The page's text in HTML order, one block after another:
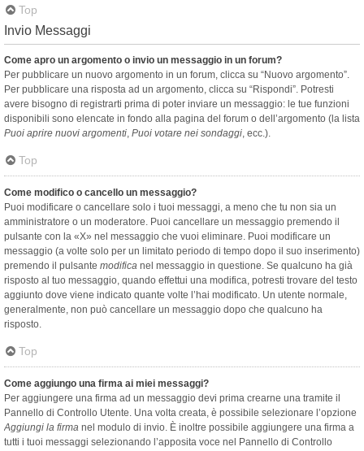
Top
Invio Messaggi
Come apro un argomento o invio un messaggio in un forum?
Per pubblicare un nuovo argomento in un forum, clicca su “Nuovo argomento”.
Per pubblicare una risposta ad un argomento, clicca su “Rispondi”. Potresti
avere bisogno di registrarti prima di poter inviare un messaggio: le tue funzioni
disponibili sono elencate in fondo alla pagina del forum o dell’argomento (la lista
Puoi aprire nuovi argomenti, Puoi votare nei sondaggi, ecc.).
Top
Come modifico o cancello un messaggio?
Puoi modificare o cancellare solo i tuoi messaggi, a meno che tu non sia un
amministratore o un moderatore. Puoi cancellare un messaggio premendo il
pulsante con la «X» nel messaggio che vuoi eliminare. Puoi modificare un
messaggio (a volte solo per un limitato periodo di tempo dopo il suo inserimento)
premendo il pulsante modifica nel messaggio in questione. Se qualcuno ha già
risposto al tuo messaggio, quando effettui una modifica, potresti trovare del testo
aggiunto dove viene indicato quante volte l’hai modificato. Un utente normale,
generalmente, non può cancellare un messaggio dopo che qualcuno ha
risposto.
Top
Come aggiungo una firma ai miei messaggi?
Per aggiungere una firma ad un messaggio devi prima crearne una tramite il
Pannello di Controllo Utente. Una volta creata, è possibile selezionare l’opzione
Aggiungi la firma nel modulo di invio. È inoltre possibile aggiungere una firma a
tutti i tuoi messaggi selezionando l’apposita voce nel Pannello di Controllo